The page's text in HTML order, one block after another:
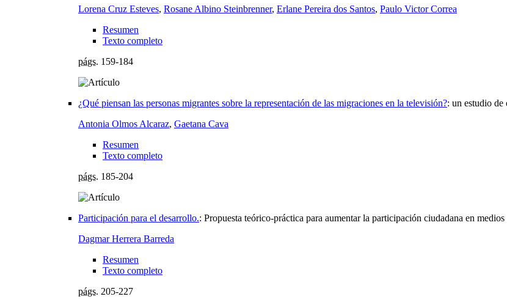
Lorena Cruz Esteves, Rosane Albino Steinbrenner, Erlane Pereira dos Santos, Paulo Victor Correa
Resumen
Texto completo
págs. 159-184
¿Qué piensan las personas migrantes sobre la representación de las migraciones en la televisión?: un estudio de
Antonia Olmos Alcaraz, Gaetana Cava
Resumen
Texto completo
págs. 185-204
Participación para el desarrollo.: Propuesta teórico-práctica para aumentar la participación ciudadana en
Dagmar Herrera Barreda
Resumen
Texto completo
págs. 205-227